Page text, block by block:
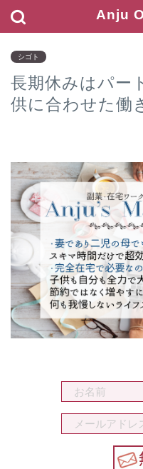
Anju
シゴト
長期休みはパー
供に合わせた働